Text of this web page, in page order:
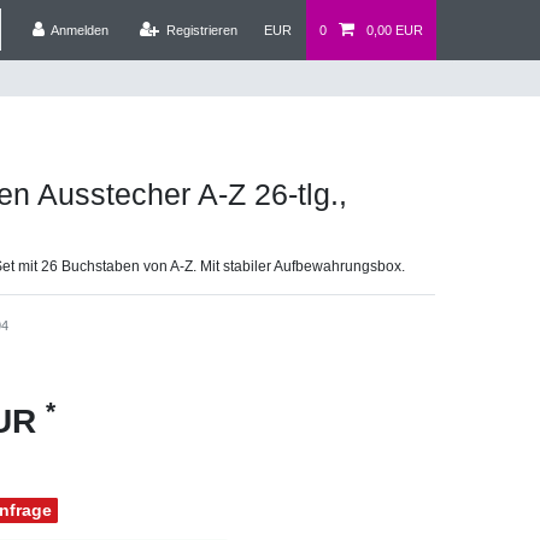
Anmelden
Registrieren EUR 0 0,00 EUR
Ausstecher A-Z 26-tlg.,
mit 26 Buchstaben von A-Z. Mit stabiler Aufbewahrungsbox.
*